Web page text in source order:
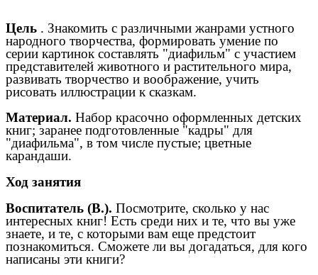
Цель . Знакомить с различными жанрами устного
народного творчества, формировать умение по
серии картинок составлять "диафильм" с участием
представителей животного и растительного мира,
развивать творчество и воображение, учить
рисовать иллюстрации к сказкам.
Материал. Набор красочно оформленных детских
книг; заранее подготовленные "кадры" для
"диафильма", в том числе пустые; цветные
карандаши.
Ход занятия
Воспитатель (В.). Посмотрите, сколько у нас
интересных книг! Есть среди них и те, что вы уже
знаете, и те, с которыми вам еще предстоит
познакомиться. Сможете ли вы догадаться, для кого
написаны эти книги?